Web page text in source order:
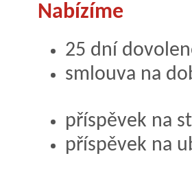
Nabízíme
25 dní
smlouva na
příspěvek na
příspěvek na